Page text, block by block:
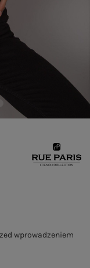
wprowadzeniem